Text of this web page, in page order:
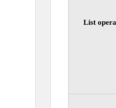
List